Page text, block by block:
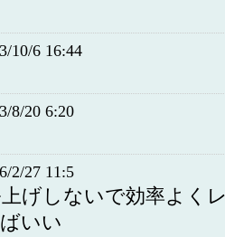
10/6 16:44
8/20 6:20
2/27 11:5
げしないで効率よく
いい